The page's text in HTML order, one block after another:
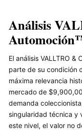
Análisis
El análisis VALLTRO &
parte de su condición
máxima relevancia
mercado de
demanda
singularidad técnica y
este nivel, el valor no